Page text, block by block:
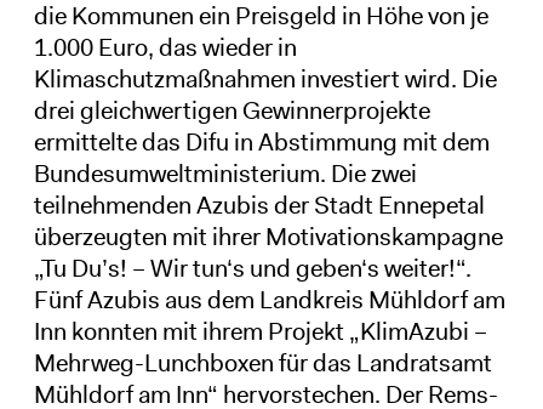
die Kommunen ein Preisgeld in Höhe von je
1.000 Euro, das wieder in
Klimaschutzmaßnahmen investiert wird. Die
drei gleichwertigen Gewinnerprojekte
ermittelte das Difu in Abstimmung mit dem
Bundesumweltministerium. Die zwei
teilnehmenden Azubis der Stadt Ennepetal
überzeugten mit ihrer Motivationskampagne
„Tu Du’s! – Wir tun‘s und geben‘s weiter!“.
Fünf Azubis aus dem Landkreis Mühldorf am
Inn konnten mit ihrem Projekt „KlimAzubi –
Mehrweg-Lunchboxen für das Landratsamt
Mühldorf am Inn“ hervorstechen. Der Rems-